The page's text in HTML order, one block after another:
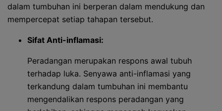
dalam tumbuhan ini berperan dalam mendukung dan
mempercepat setiap tahapan tersebut.
Sifat Anti-inflamasi:
Peradangan merupakan respons awal tubuh
terhadap luka. Senyawa anti-inflamasi yang
terkandung dalam tumbuhan ini membantu
mengendalikan respons peradangan yang